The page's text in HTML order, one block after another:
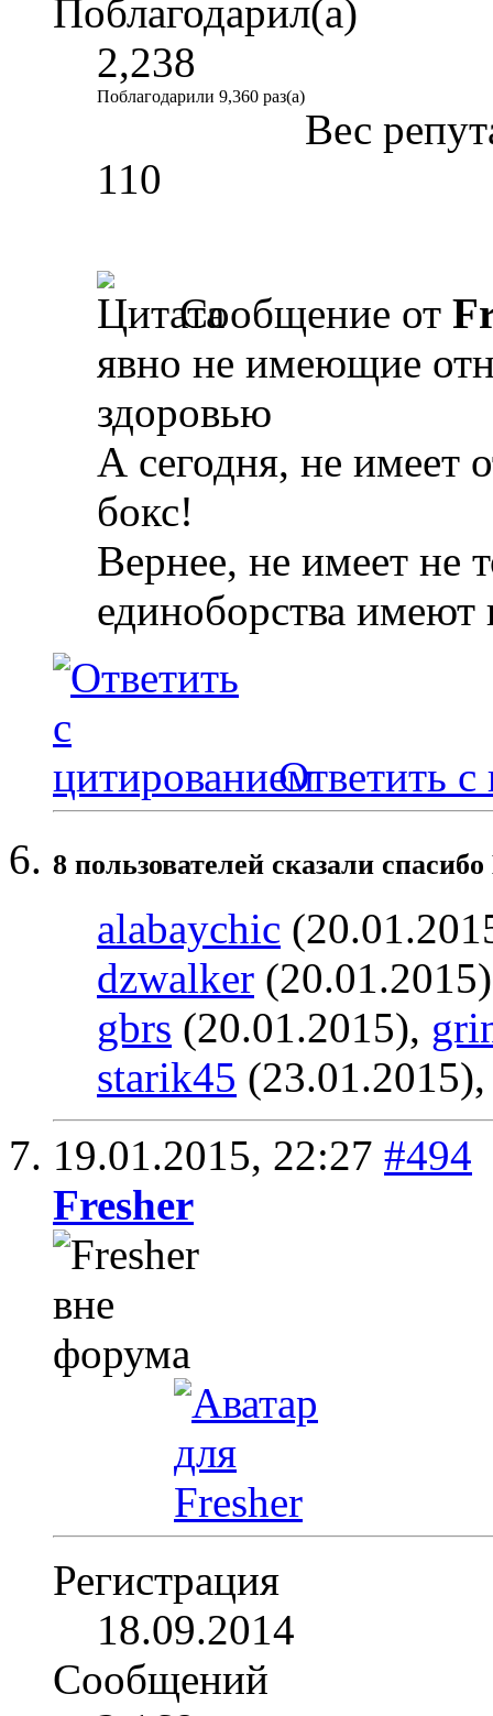
Поблагодарил(а)
2,238
Поблагодарили 9,360 раз(а)
Вес
110
Сообщение от
явно не имеющие
здоровью
А сегодня, не имеет
бокс!
Вернее, не имеет не
единоборства
Ответить с
8 пользователей сказали
alabaychic
dzwalker
gbrs (20.01.2015),
starik45
19.01.2015, 22:27 #494
Fresher
Регистрация
18.09.2014
Сообщений